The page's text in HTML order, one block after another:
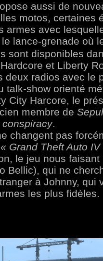
aussi de
motos, certaines
armes avec
lance-grenade où
sont disponibles
et Liberty
deux radios avec le
talk-show orienté
City Harcore, le
membre de
conspiracy.
changent pas
« Grand Theft Auto IV
le jeu nous faisant
Bellic), qui ne
à Johnny, qui
les plus fidèles.